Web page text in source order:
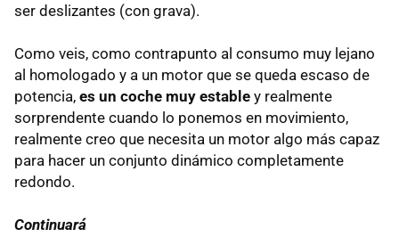
ser deslizantes (con grava).
Como veis, como contrapunto al consumo muy lejano
al homologado y a un motor que se queda escaso de
potencia, es un coche muy estable y realmente
sorprendente cuando lo ponemos en movimiento,
realmente creo que necesita un motor algo más capaz
para hacer un conjunto dinámico completamente
redondo.
Continuará